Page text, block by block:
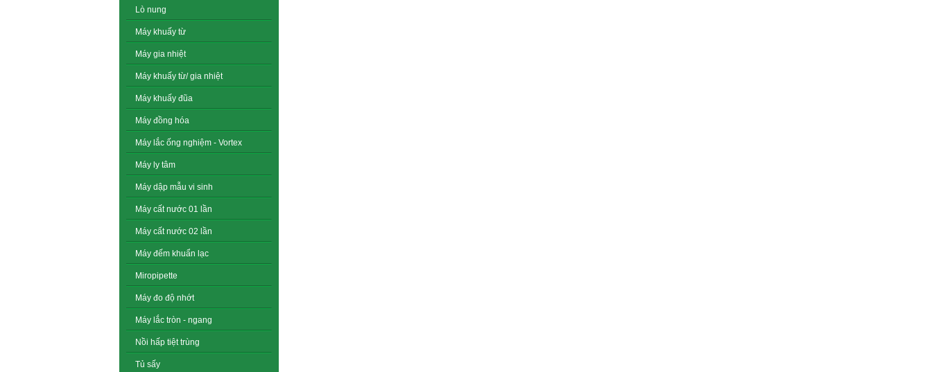
Lò nung
Máy khuấy từ
Máy gia nhiệt
Máy khuấy từ/ gia nhiệt
Máy khuấy đũa
Máy đồng hóa
Máy lắc ống nghiệm - Vortex
Máy ly tâm
Máy dập mẫu vi sinh
Máy cất nước 01 lần
Máy cất nước 02 lần
Máy đếm khuẩn lạc
Miropipette
Máy đo độ nhớt
Máy lắc tròn - ngang
Nồi hấp tiệt trùng
Tủ sấy